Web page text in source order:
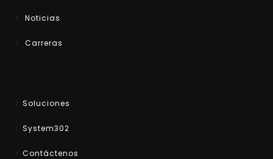
Noticias
Carreras
Soluciones
System302
Contáctenos